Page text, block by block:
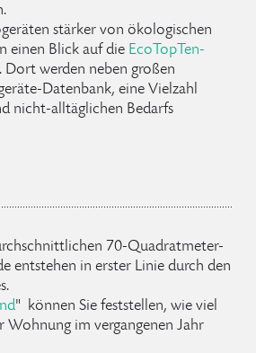
stärker von ökologischen
einen Blick auf die EcoTopTen-
werden neben großen
Datenbank, eine Vielzahl
nicht-alltäglichen Bedarfs
70-Quadratmeter-
entstehen in erster Linie durch den
" können Sie feststellen, wie viel
Wohnung im vergangenen Jahr